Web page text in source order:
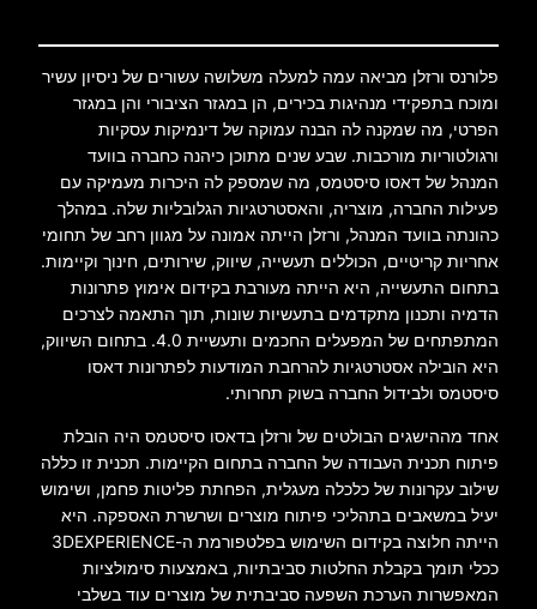
פלורנס ורזלן מביאה עמה למעלה משלושה עשורים של ניסיון עשיר
ומוכח בתפקידי מנהיגות בכירים, הן במגזר הציבורי והן במגזר
הפרטי, מה שמקנה לה הבנה עמוקה של דינמיקות עסקיות
ורגולטוריות מורכבות. שבע שנים מתוכן כיהנה כחברה בוועד
המנהל של דאסו סיסטמס, מה שמספק לה היכרות מעמיקה עם
פעילות החברה, מוצריה, והאסטרטגיות הגלובליות שלה. במהלך
כהונתה בוועד המנהל, ורזלן הייתה אמונה על מגוון רחב של תחומי
אחריות קריטיים, הכוללים תעשייה, שיווק, שירותים, חינוך וקיימות.
בתחום התעשייה, היא הייתה מעורבת בקידום אימוץ פתרונות
הדמיה ותכנון מתקדמים בתעשיות שונות, תוך התאמה לצרכים
המתפתחים של המפעלים החכמים ותעשיית 4.0. בתחום השיווק,
היא הובילה אסטרטגיות להרחבת המודעות לפתרונות דאסו
סיסטמס ולבידול החברה בשוק תחרותי.
אחד מההישגים הבולטים של ורזלן בדאסו סיסטמס היה הובלת
פיתוח תכנית העבודה של החברה בתחום הקיימות. תכנית זו כללה
שילוב עקרונות של כלכלה מעגלית, הפחתת פליטות פחמן, ושימוש
יעיל במשאבים בתהליכי פיתוח מוצרים ושרשרת האספקה. היא
הייתה חלוצה בקידום השימוש בפלטפורמת ה-3DEXPERIENCE
ככלי תומך בקבלת החלטות סביבתיות, באמצעות סימולציות
המאפשרות הערכת השפעה סביבתית של מוצרים עוד בשלבי